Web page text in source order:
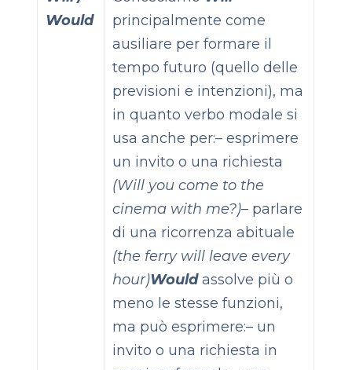
Would
principalmente come
ausiliare per formare il
tempo futuro (quello delle
previsioni e intenzioni), ma
in quanto verbo modale si
usa anche per:– esprimere
un invito o una richiesta
(Will you come to the
cinema with me?)– parlare
di una ricorrenza abituale
(the ferry will leave every
hour)Wouldassolve più o
meno le stesse funzioni,
ma può esprimere:– un
invito o una richiesta in